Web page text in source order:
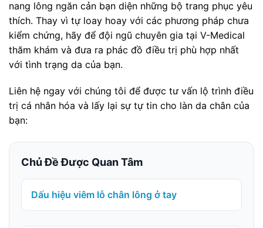
nang lông ngăn cản bạn diện những bộ trang phục yêu
thích. Thay vì tự loay hoay với các phương pháp chưa
kiểm chứng, hãy để đội ngũ chuyên gia tại V-Medical
thăm khám và đưa ra phác đồ điều trị phù hợp nhất
với tình trạng da của bạn.
Liên hệ ngay với chúng tôi để được tư vấn lộ trình điều
trị cá nhân hóa và lấy lại sự tự tin cho làn da chân của
bạn:
Chủ Đề Được Quan Tâm
Dấu hiệu viêm lỗ chân lông ở tay